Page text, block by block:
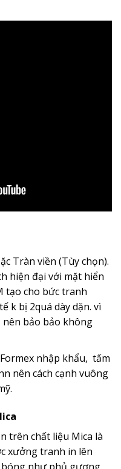
Tràn viền (Tùy chọn).
hiện đại với mặt hiển
tạo cho bức tranh
k bị 2quá dày dặn. vì
bảo bảo không
nhập khẩu, tấm
nên cách cạnh vuông
trên chất liệu Mica là
xưởng tranh in lên
bóng như phủ gương